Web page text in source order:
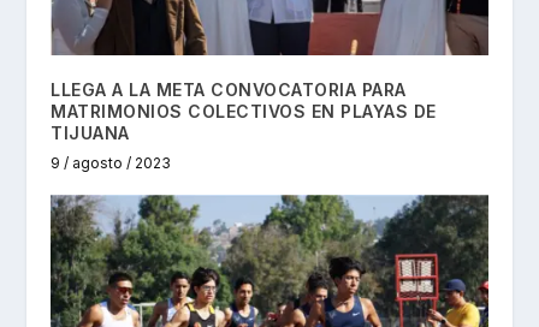
LLEGA A LA META CONVOCATORIA PARA
MATRIMONIOS COLECTIVOS EN PLAYAS DE
TIJUANA
9 / agosto / 2023